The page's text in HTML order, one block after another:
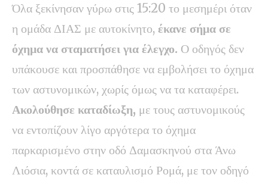
Όλα ξεκίνησαν γύρω στις 15:20 το μεσημέρι όταν
η ομάδα ΔΙΑΣ με αυτοκίνητο, έκανε σήμα σε
όχημα να σταματήσει για έλεγχο. Ο οδηγός δεν
υπάκουσε και προσπάθησε να εμβολήσει το όχημα
των αστυνομικών, χωρίς όμως να τα καταφέρει.
Ακολούθησε καταδίωξη, με τους αστυνομικούς
να εντοπίζουν λίγο αργότερα το όχημα
παρκαρισμένο στην οδό Δαμασκηνού στα Άνω
Λιόσια, κοντά σε καταυλισμό Ρομά, με τον οδηγό